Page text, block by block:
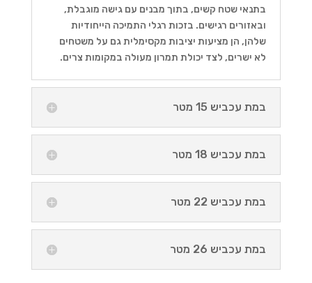
בתנאי שטח קשים, בתוך מבנים עם גישה מוגבלת,
ובאזורים רגישים. בזכות רגלי התמיכה הייחודיות
שלהן, הן מציעות יציבות מקסימלית גם על משטחים
לא ישרים, לצד יכולת תמרון מעולה במקומות צרים.
במת עכביש 15 מטר
במת עכביש 18 מטר
במת עכביש 22 מטר
במת עכביש 26 מטר